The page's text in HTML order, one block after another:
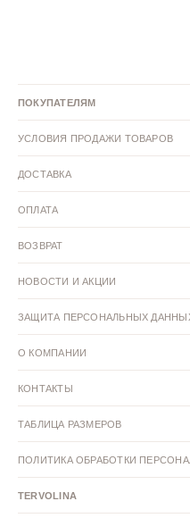
Черные туфли с открытым носом
Розовые туфли с открытым
Туфли с открытым носом
Туфли с открытым носом 41
Туфли с открытым носом 40
Туфли с открытым носом 39
Туфли с открытым носом 38
Туфли с открытым носом 37
ПОКУПАТЕЛЯМ
УСЛОВИЯ ПРОДАЖИ ТОВАРОВ
ДОСТАВКА
ОПЛАТА
ВОЗВРАТ
НОВОСТИ И АКЦИИ
ЗАЩИТА ПЕРСОНАЛЬНЫХ
О КОМПАНИИ
КОНТАКТЫ
ТАБЛИЦА РАЗМЕРОВ
ПОЛИТИКА ОБРАБОТКИ
TERVOLINA